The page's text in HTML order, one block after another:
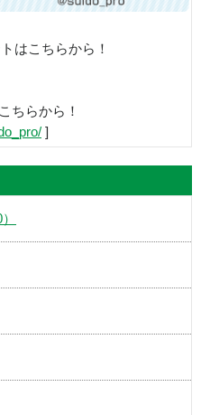
はこちらから！
ちらから！
]